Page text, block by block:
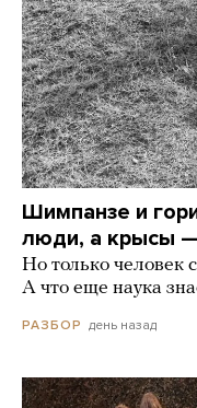
Шимпанзе и
люди, а крысы —
Но только человек
А что еще наука
РАЗБОР день назад